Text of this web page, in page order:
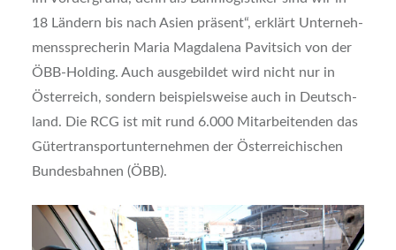
18 Län­dern bis nach Asi­en prä­sent“, erklärt Unter­neh­
mens­spre­che­rin Maria Mag­da­le­na Pavit­sich von der
ÖBB-Hol­ding. Auch aus­ge­bil­det wird nicht nur in
Öster­reich, son­dern bei­spiels­wei­se auch in Deutsch­
land. Die RCG ist mit rund 6.000 Mit­ar­bei­ten­den das
Güter­trans­port­un­ter­neh­men der Öster­rei­chi­schen
Bun­des­bah­nen (ÖBB).